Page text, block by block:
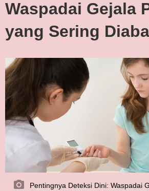
Waspadai Gejala
yang Sering
Pentingnya Deteksi Dini: Waspadai